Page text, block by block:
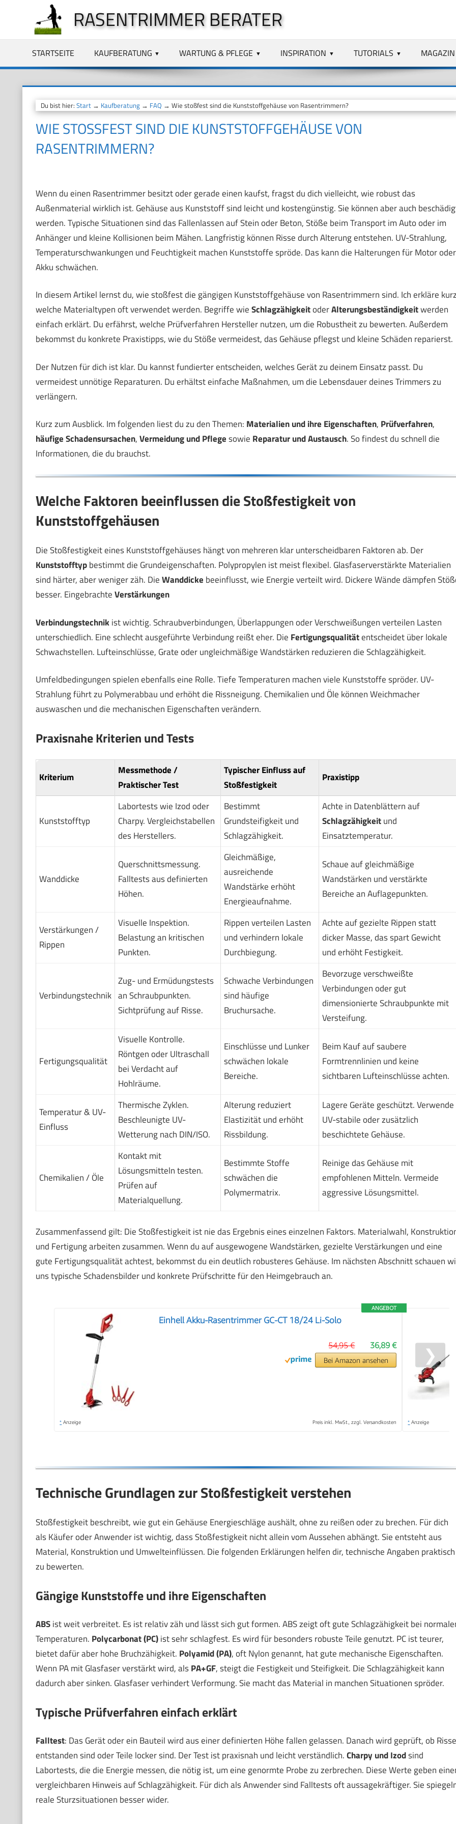
springen
RASENTRIMMER BERATER
STARTSEITE KAUFBERATUNG WARTUNG & PFLEGE INSPIRATION TUTORIALS MAGAZIN
Du bist hier: Start→ Kaufberatung→ FAQ → Wie stoßfest sind die Kunststoffgehäuse von Rasentrimmern?
WIE STOSSFEST SIND DIE KUNSTSTOFFGEHÄUSE VON R
ASENTRIMMERN?
Wenn du einen Rasentrimmer besitzt oder gerade einen kaufst, fragst du dich vielleicht, wie robust das
Außenmaterial wirklich ist. Gehäuse aus Kunststoff sind leicht und kostengünstig. Sie können aber auch
werden. Typische Situationen sind das Fallenlassen auf Stein oder Beton, Stöße beim Transport im Auto oder im
Anhänger und kleine Kollisionen beim Mähen. Langfristig können Risse durch Alterung entstehen. UV-Strahlung,
Temperaturschwankungen und Feuchtigkeit machen Kunststoffe spröde. Das kann die Halterungen für Motor oder
Akku schwächen.
In diesem Artikel lernst du, wie stoßfest die gängigen Kunststoffgehäuse von Rasentrimmern sind. Ich erkläre
welche Materialtypen oft verwendet werden. Begriffe wieSchlagzähigkeitoderAlterungsbeständigkeitwerden
einfach erklärt. Du erfährst, welche Prüfverfahren Hersteller nutzen, um die Robustheit zu bewerten. Außerdem
bekommst du konkrete Praxistipps, wie du Stöße vermeidest, das Gehäuse pflegst und kleine Schäden reparierst.
Der Nutzen für dich ist klar. Du kannst fundierter entscheiden, welches Gerät zu deinem Einsatz passt. Du
vermeidest unnötige Reparaturen. Du erhältst einfache Maßnahmen, um die Lebensdauer deines Trimmers zu
verlängern.
Kurz zum Ausblick. Im folgenden liest du zu den Themen: Materialien und ihre Eigenschaften, Prüfverfahren,
häufige Schadensursachen,Vermeidung und Pflegesowie Reparatur und Austausch. So findest du schnell die
Informationen, die du brauchst.
Welche Faktoren beeinflussen die Stoßfestigkeit von
Kunststoffgehäusen
Die Stoßfestigkeit eines Kunststoffgehäuses hängt von mehreren klar unterscheidbaren Faktoren ab. Der
Kunststofftypbestimmt die Grundeigenschaften. Polypropylen ist meist flexibel. Glasfaserverstärkte Materialien
sind härter, aber weniger zäh. DieWanddicke beeinflusst, wie Energie verteilt wird. Dickere Wände dämpfen
besser. EingebrachteVerstärkungen
Verbindungstechnikist wichtig. Schraubverbindungen, Überlappungen oder Verschweißungen verteilen Lasten
unterschiedlich. Eine schlecht ausgeführte Verbindung reißt eher. Die Fertigungsqualitätentscheidet über lokale
Schwachstellen. Lufteinschlüsse, Grate oder ungleichmäßige Wandstärken reduzieren die Schlagzähigkeit.
Umfeldbedingungen spielen ebenfalls eine Rolle. Tiefe Temperaturen machen viele Kunststoffe spröder. UV-
Strahlung führt zu Polymerabbau und erhöht die Rissneigung. Chemikalien und Öle können Weichmacher
auswaschen und die mechanischen Eigenschaften verändern.
Praxisnahe Kriterien und Tests
Kriterium
Messmethode /
Praktischer Test
Typischer Einfluss auf
Stoßfestigkeit
Praxistipp
Kunststofftyp
Labortests wie Izod oder
Charpy. Vergleichstabellen
des Herstellers.
Bestimmt
Grundsteifigkeit und
Schlagzähigkeit.
Achte in Datenblättern auf
Schlagzähigkeitund
Einsatztemperatur.
Wanddicke
Querschnittsmessung.
Falltests aus definierten
Höhen.
Gleichmäßige,
ausreichende
Wandstärke erhöht
Energieaufnahme.
Schaue auf gleichmäßige
Wandstärken und verstärkte
Bereiche an Auflagepunkten.
Verstärkungen /
Rippen
Visuelle Inspektion.
Belastung an kritischen
Punkten.
Rippen verteilen Lasten
und verhindern lokale
Durchbiegung.
Achte auf gezielte Rippen statt
dicker Masse, das spart Gewicht
und erhöht Festigkeit.
Verbindungstechnik
Zug- und Ermüdungstests
an Schraubpunkten.
Sichtprüfung auf Risse.
Schwache Verbindungen
sind häufige
Bruchursache.
Bevorzuge verschweißte
Verbindungen oder gut
dimensionierte Schraubpunkte mit
Versteifung.
Fertigungsqualität
Visuelle Kontrolle.
Röntgen oder Ultraschall
bei Verdacht auf
Hohlräume.
Einschlüsse und Lunker
schwächen lokale
Bereiche.
Beim Kauf auf saubere
Formtrennlinien und keine
sichtbaren Lufteinschlüsse achten.
Temperatur & UV-
Einfluss
Thermische Zyklen.
Beschleunigte UV-
Wetterung nach DIN/ISO.
Alterung reduziert
Elastizität und erhöht
Rissbildung.
Lagere Geräte geschützt. Verwende
UV-stabile oder zusätzlich
beschichtete Gehäuse.
Chemikalien / Öle
Kontakt mit
Lösungsmitteln testen.
Prüfen auf
Materialquellung.
Bestimmte Stoffe
schwächen die
Polymermatrix.
Reinige das Gehäuse mit
empfohlenen Mitteln. Vermeide
aggressive Lösungsmittel.
Zusammenfassend gilt: Die Stoßfestigkeit ist nie das Ergebnis eines einzelnen Faktors. Materialwahl,
und Fertigung arbeiten zusammen. Wenn du auf ausgewogene Wandstärken, gezielte Verstärkungen und eine
gute Fertigungsqualität achtest, bekommst du ein deutlich robusteres Gehäuse. Im nächsten Abschnitt schauen
uns typische Schadensbilder und konkrete Prüfschritte für den Heimgebrauch an.
ANGEBOT
Einhell Akku-Rasentrimmer GC-CT 18/24 Li-Solo
36,89 €
54,95 €
Bei Amazon ansehen
* Anzeige Preis inkl. MwSt., zzgl. Versandkosten * Anzeige
❯
Technische Grundlagen zur Stoßfestigkeit verstehen
Stoßfestigkeit beschreibt, wie gut ein Gehäuse Energieschläge aushält, ohne zu reißen oder zu brechen. Für dich
als Käufer oder Anwender ist wichtig, dass Stoßfestigkeit nicht allein vom Aussehen abhängt. Sie entsteht aus
Material, Konstruktion und Umwelteinflüssen. Die folgenden Erklärungen helfen dir, technische Angaben praktisch
zu bewerten.
Gängige Kunststoffe und ihre Eigenschaften
ABSist weit verbreitet. Es ist relativ zäh und lässt sich gut formen. ABS zeigt oft gute Schlagzähigkeit bei
Temperaturen. Polycarbonat (PC)ist sehr schlagfest. Es wird für besonders robuste Teile genutzt. PC ist teurer,
bietet dafür aber hohe Bruchzähigkeit. Polyamid (PA), oft Nylon genannt, hat gute mechanische Eigenschaften.
Wenn PA mit Glasfaser verstärkt wird, alsPA+GF, steigt die Festigkeit und Steifigkeit. Die Schlagzähigkeit kann
dadurch aber sinken. Glasfaser verhindert Verformung. Sie macht das Material in manchen Situationen spröder.
Typische Prüfverfahren einfach erklärt
Falltest: Das Gerät oder ein Bauteil wird aus einer definierten Höhe fallen gelassen. Danach wird geprüft, ob Risse
entstanden sind oder Teile locker sind. Der Test ist praxisnah und leicht verständlich.Charpy und Izodsind
Labortests, die die Energie messen, die nötig ist, um eine genormte Probe zu zerbrechen. Diese Werte geben
vergleichbaren Hinweis auf Schlagzähigkeit. Für dich als Anwender sind Falltests oft aussagekräftiger. Sie
reale Sturzsituationen besser wider.